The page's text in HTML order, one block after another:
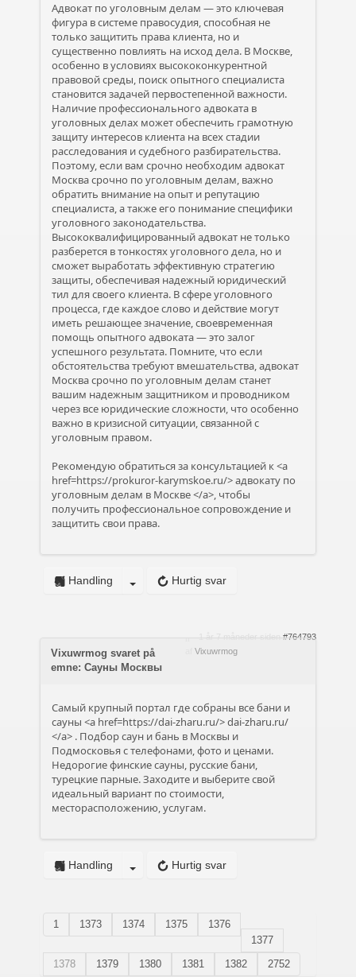
Адвокат по уголовным делам — это ключевая
фигура в системе правосудия, способная не
только защитить права клиента, но и
существенно повлиять на исход дела. В Москве,
особенно в условиях высококонкурентной
правовой среды, поиск опытного специалиста
становится задачей первостепенной важности.
Наличие профессионального адвоката в
уголовных делах может обеспечить грамотную
защиту интересов клиента на всех стадии
расследования и судебного разбирательства.
Поэтому, если вам срочно необходим адвокат
Москва срочно по уголовным делам, важно
обратить внимание на опыт и репутацию
специалиста, а также его понимание специфики
уголовного законодательства.
Высококвалифицированный адвокат не только
разберется в тонкостях уголовного дела, но и
сможет выработать эффективную стратегию
защиты, обеспечивая надежный юридический
тил для своего клиента. В сфере уголовного
процесса, где каждое слово и действие могут
иметь решающее значение, своевременная
помощь опытного адвоката — это залог
успешного результата. Помните, что если
обстоятельства требуют вмешательства, адвокат
Москва срочно по уголовным делам станет
вашим надежным защитником и проводником
через все юридические сложности, что особенно
важно в кризисной ситуации, связанной с
уголовным правом.
Рекомендую обратиться за консультацией к <a
href=https://prokuror-karymskoe.ru/> адвокату по
уголовным делам в Москве </a>, чтобы
получить профессиональное сопровождение и
защитить свои права.
Hurtig svar
Handling
#764793
Vixuwrmog
Vixuwrmog svaret på
emne: Сауны Москвы
Самый крупный портал где собраны все бани и
сауны <a href=https://dai-zharu.ru/>dai-zharu.ru/
</a> . Подбор саун и бань в Москвы и
Подмосковья с телефонами, фото и ценами.
Недорогие финские сауны, русские бани,
турецкие парные. Заходите и выберите свой
идеальный вариант по стоимости,
месторасположению, услугам.
Hurtig svar
Handling
1 1373 1374 1375
1376
1377
1378
1379 1380 1381 1382 2752